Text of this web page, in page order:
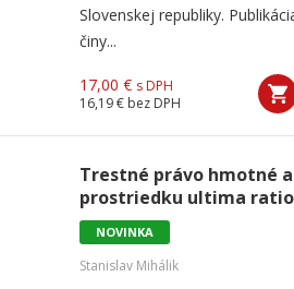
Slovenskej republiky.
činy...
17,00 € s DPH
16,19 € bez DPH
Trestné právo hmotné
prostriedku ultima ratio
NOVINKA
Stanislav Mihálik